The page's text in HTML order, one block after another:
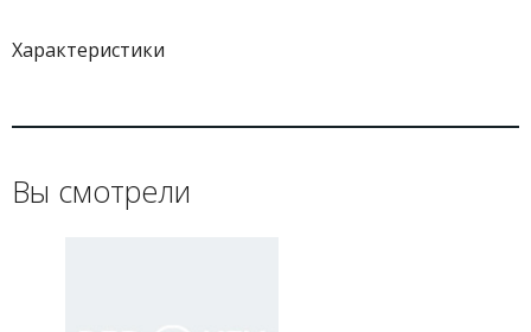
Характеристики
Вы смотрели